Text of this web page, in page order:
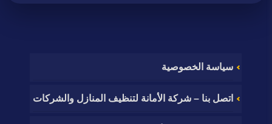
سياسة الخصوصية
اتصل بنا – شركة الأمانة لتنظيف المنازل والشركات